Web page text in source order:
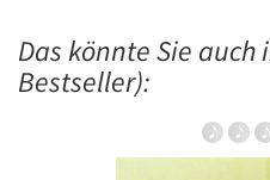
Das könnte Sie
Bestseller):